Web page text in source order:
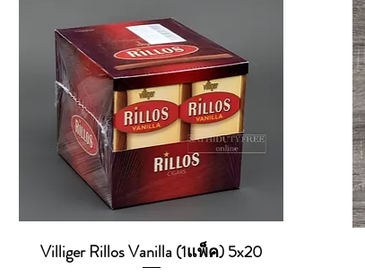
ดูข้อมูลด่วน
Villiger Rillos Vanilla (1แพ็ค) 5x20